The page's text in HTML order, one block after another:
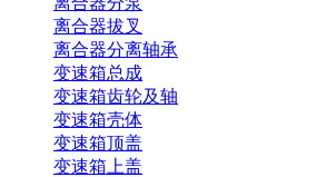
离合器拔叉
离合器分离轴承
变速箱总成
变速箱齿轮及轴
变速箱壳体
变速箱顶盖
变速箱上盖